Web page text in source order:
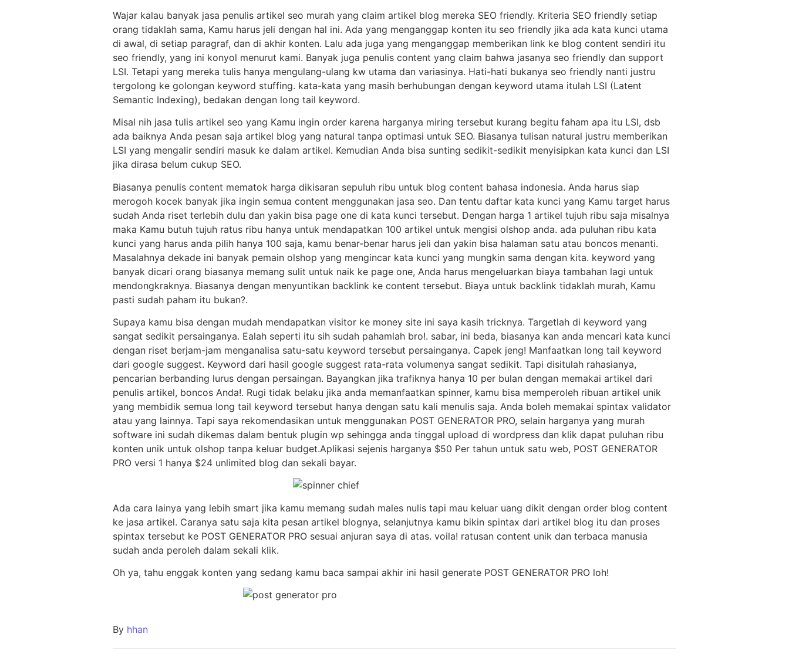
Wajar kalau banyak jasa penulis artikel seo murah yang claim artikel blog mereka SEO friendly. Kriteria SEO friendly setiap
orang tidaklah sama, Kamu harus jeli dengan hal ini. Ada yang menganggap konten itu seo friendly jika ada kata kunci utama
di awal, di setiap paragraf, dan di akhir konten. Lalu ada juga yang menganggap memberikan link ke blog content sendiri itu
seo friendly, yang ini konyol menurut kami. Banyak juga penulis content yang claim bahwa jasanya seo friendly dan support
LSI. Tetapi yang mereka tulis hanya mengulang-ulang kw utama dan variasinya. Hati-hati bukanya seo friendly nanti justru
tergolong ke golongan keyword stuffing. kata-kata yang masih berhubungan dengan keyword utama itulah LSI (Latent
Semantic Indexing), bedakan dengan long tail keyword.
Misal nih jasa tulis artikel seo yang Kamu ingin order karena harganya miring tersebut kurang begitu faham apa itu LSI, dsb
ada baiknya Anda pesan saja artikel blog yang natural tanpa optimasi untuk SEO. Biasanya tulisan natural justru memberikan
LSI yang mengalir sendiri masuk ke dalam artikel. Kemudian Anda bisa sunting sedikit-sedikit menyisipkan kata kunci dan LSI
jika dirasa belum cukup SEO.
Biasanya penulis content mematok harga dikisaran sepuluh ribu untuk blog content bahasa indonesia. Anda harus siap
merogoh kocek banyak jika ingin semua content menggunakan jasa seo. Dan tentu daftar kata kunci yang Kamu target harus
sudah Anda riset terlebih dulu dan yakin bisa page one di kata kunci tersebut. Dengan harga 1 artikel tujuh ribu saja misalnya
maka Kamu butuh tujuh ratus ribu hanya untuk mendapatkan 100 artikel untuk mengisi olshop anda. ada puluhan ribu kata
kunci yang harus anda pilih hanya 100 saja, kamu benar-benar harus jeli dan yakin bisa halaman satu atau boncos menanti.
Masalahnya dekade ini banyak pemain olshop yang mengincar kata kunci yang mungkin sama dengan kita. keyword yang
banyak dicari orang biasanya memang sulit untuk naik ke page one, Anda harus mengeluarkan biaya tambahan lagi untuk
mendongkraknya. Biasanya dengan menyuntikan backlink ke content tersebut. Biaya untuk backlink tidaklah murah, Kamu
pasti sudah paham itu bukan?.
Supaya kamu bisa dengan mudah mendapatkan visitor ke money site ini saya kasih tricknya. Targetlah di keyword yang
sangat sedikit persainganya. Ealah seperti itu sih sudah pahamlah bro!. sabar, ini beda, biasanya kan anda mencari kata kunci
dengan riset berjam-jam menganalisa satu-satu keyword tersebut persainganya. Capek jeng! Manfaatkan long tail keyword
dari google suggest. Keyword dari hasil google suggest rata-rata volumenya sangat sedikit. Tapi disitulah rahasianya,
pencarian berbanding lurus dengan persaingan. Bayangkan jika trafiknya hanya 10 per bulan dengan memakai artikel dari
penulis artikel, boncos Anda!. Rugi tidak belaku jika anda memanfaatkan spinner, kamu bisa memperoleh ribuan artikel unik
yang membidik semua long tail keyword tersebut hanya dengan satu kali menulis saja. Anda boleh memakai spintax validator
atau yang lainnya. Tapi saya rekomendasikan untuk menggunakan POST GENERATOR PRO, selain harganya yang murah
software ini sudah dikemas dalam bentuk plugin wp sehingga anda tinggal upload di wordpress dan klik dapat puluhan ribu
konten unik untuk olshop tanpa keluar budget.Aplikasi sejenis harganya $50 Per tahun untuk satu web, POST GENERATOR
PRO versi 1 hanya $24 unlimited blog dan sekali bayar.
Ada cara lainya yang lebih smart jika kamu memang sudah males nulis tapi mau keluar uang dikit dengan order blog content
ke jasa artikel. Caranya satu saja kita pesan artikel blognya, selanjutnya kamu bikin spintax dari artikel blog itu dan proses
spintax tersebut ke POST GENERATOR PRO sesuai anjuran saya di atas. voila! ratusan content unik dan terbaca manusia
sudah anda peroleh dalam sekali klik.
Oh ya, tahu enggak konten yang sedang kamu baca sampai akhir ini hasil generate POST GENERATOR PRO loh!
By hhan